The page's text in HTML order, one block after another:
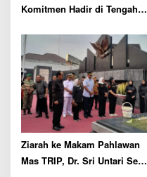
Komitmen Hadir di Tengah
hingga Tingkat Pos Kamling
Ziarah ke Makam Pahlawan
Mas TRIP, Dr. Sri Untari Sebut